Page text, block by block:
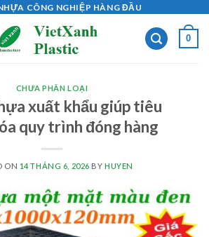
CÔNG NGHIỆP HÀNG ĐẦU
0
CHƯA PHÂN LOẠI
xuất khẩu giúp tiêu
quy trình đóng hàng
ON 14 THÁNG 6, 2026 BY HUYEN